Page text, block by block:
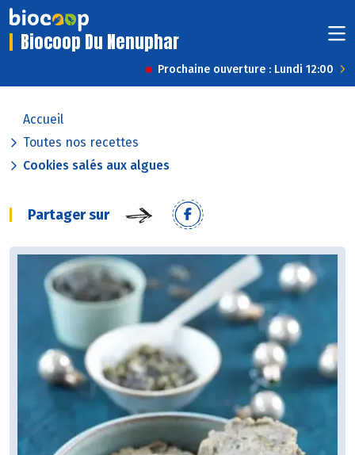
Biocoop Du Nenuphar
Prochaine ouverture : Lundi 12:00
Accueil
Toutes nos recettes
Cookies salés aux algues
Partager sur